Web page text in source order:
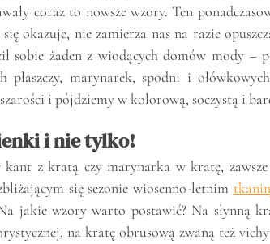
coraz to nowsze wzory. Ten
okazuje, nie zamierza nas na razie
sobie żaden z wiodących domów mody –
płaszczy, marynarek, spodni i
i pójdziemy w kolorową, soczystą i
i nie tylko!
kant z kratą czy marynarka w kratę,
się sezonie wiosenno-letnim
jakie wzory warto postawić? Na słynną
na kratę obrusową zwaną też